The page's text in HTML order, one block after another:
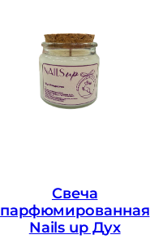
Свеча
парфюмированная
Nails up Дух